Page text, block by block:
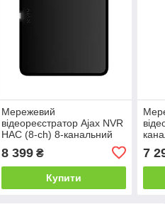
Мережевий
відеореєстратор Ajax NVR
HAC (8-ch) 8-канальний
8 399₴
Купити
7